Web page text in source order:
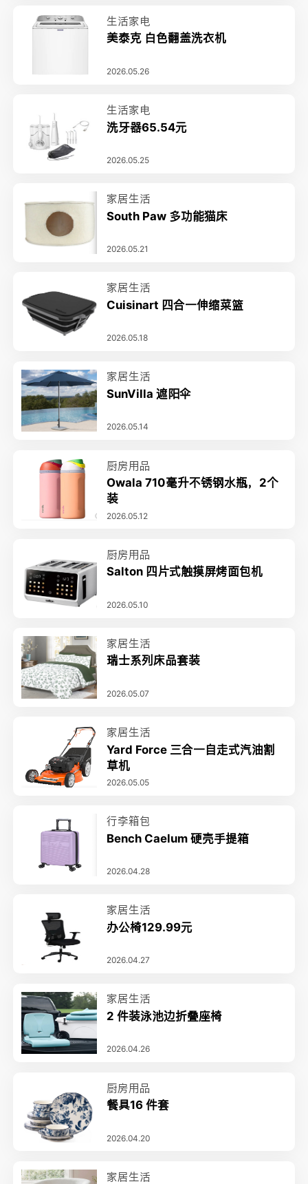
生活家电
美泰克 白色翻盖洗衣机
2026.05.26
生活家电
洗牙器65.54元
2026.05.25
家居生活
South Paw 多功能猫床
2026.05.21
家居生活
Cuisinart 四合一伸缩菜篮
2026.05.18
家居生活
SunVilla 遮阳伞
2026.05.14
厨房用品
Owala 710毫升不锈钢水瓶，2个
装
2026.05.12
厨房用品
Salton 四片式触摸屏烤面包机
2026.05.10
家居生活
瑞士系列床品套装
2026.05.07
家居生活
Yard Force 三合一自走式汽油割
草机
2026.05.05
行李箱包
Bench Caelum 硬壳手提箱
2026.04.28
家居生活
办公椅129.99元
2026.04.27
家居生活
2 件装泳池边折叠座椅
2026.04.26
厨房用品
餐具16 件套
2026.04.20
家居生活